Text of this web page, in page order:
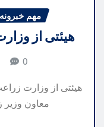
مهم خبرونه
هیئتی از
0
هیئتی از وزارت
معاون وزیر